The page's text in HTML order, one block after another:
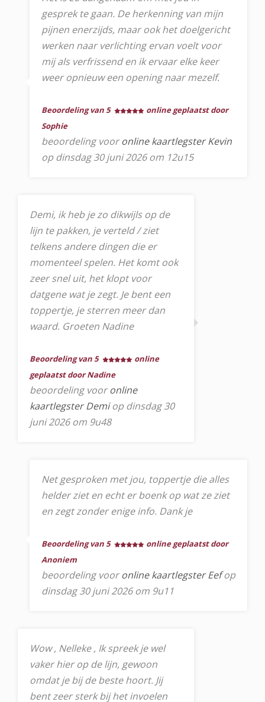
gesprek te gaan. De herkenning van mijn
pijnen enerzijds, maar ook het doelgericht
werken naar verlichting ervan voelt voor
mij als verfrissend en ik ervaar elke keer
weer opnieuw een opening naar mezelf.
Beoordeling van 5
online geplaatst door
Sophie
beoordeling vooronline kaartlegster Kevin
op dinsdag 30 juni 2026 om 12u15
Demi, ik heb je zo dikwijls op de
lijn te pakken, je verteld / ziet
telkens andere dingen die er
momenteel spelen. Het komt ook
zeer snel uit, het klopt voor
datgene wat je zegt. Je bent een
toppertje, je sterren meer dan
waard. Groeten Nadine
Beoordeling van 5
online
geplaatst door Nadine
beoordeling vooronline
kaartlegster Demiop dinsdag 30
juni 2026 om 9u48
Net gesproken met jou, toppertje die alles
helder ziet en echt er boenk op wat ze ziet
en zegt zonder enige info. Dank je
Beoordeling van 5
online geplaatst door
Anoniem
beoordeling vooronline kaartlegster Eefop
dinsdag 30 juni 2026 om 9u11
Wow , Nelleke , Ik spreek je wel
vaker hier op de lijn, gewoon
omdat je bij de beste hoort. Jij
bent zeer sterk bij het invoelen